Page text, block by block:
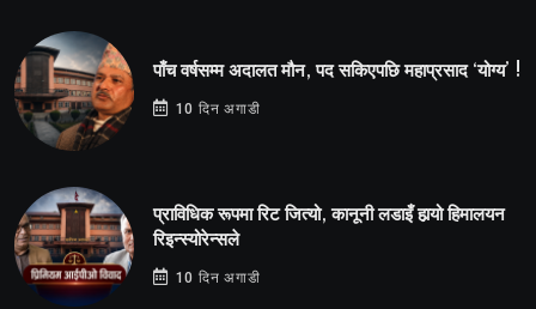
पाँच वर्षसम्म अदालत मौन, पद सकिएपछि महाप्रसाद ‘योग्य’ !
10 दिन अगाडी
प्राविधिक रूपमा रिट जित्यो, कानूनी लडाइँ हार्‍यो हिमालयन
रिइन्स्योरेन्सले
10 दिन अगाडी